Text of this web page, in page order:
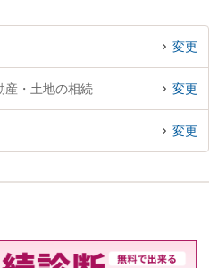
変更
産・土地の相続 変更
変更